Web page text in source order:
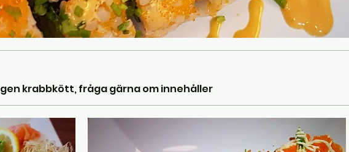
krabbkött, fråga gärna om innehåller